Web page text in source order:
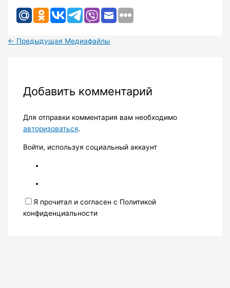
← Предыдущая Медиафайлы
Добавить комментарий
Для отправки комментария вам необходимо
авторизоваться.
Войти, используя социальный аккаунт
Я прочитал и согласен с Политикой
конфиденциальности